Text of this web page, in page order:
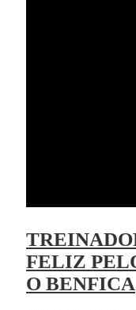
FELIZ
O BENFICA